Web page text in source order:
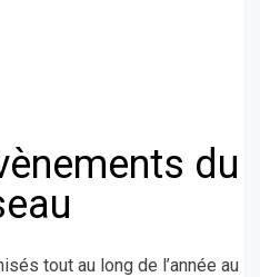
du
tout au long de l’année au